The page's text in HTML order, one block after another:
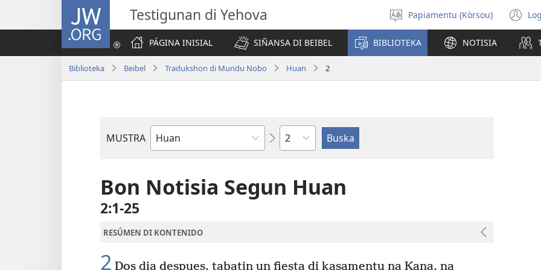
JW.ORG Testigunan di Yehova
Skohe
Idioma
Papiamentu (Kòrsou)
PÁGINA INISIAL
SIÑANSA DI BEIBEL BIBLIOTEKA NOTISIA
Biblioteka Beibel Tradukshon di Mundu Nobo Huan 2
MUSTRA
Buki
Kapítulo
Bon Notisia Segun Huan
2:1-25
RESÚMEN DI KONTENIDO
2 Dos dia despues, tabatin un fiesta di kasamentu na Kana, na